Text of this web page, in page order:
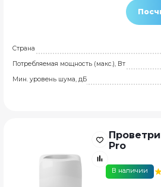
Страна
Потребляемая мощность (макс.), Вт
Мин. уровень шума, дБ
Pro
В наличии